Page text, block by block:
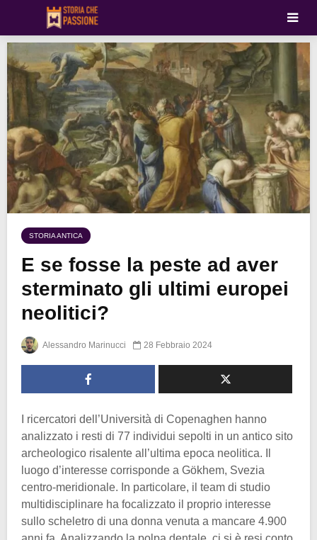
STORIA ANTICA
E se fosse la peste ad aver
sterminato gli ultimi europei
neolitici?
Alessandro Marinucci 28 Febbraio 2024
I ricercatori dell’Università di Copenaghen hanno
analizzato i resti di 77 individui sepolti in un antico sito
archeologico risalente all’ultima epoca neolitica. Il
luogo d’interesse corrisponde a Gӧkhem, Svezia
centro-meridionale. In particolare, il team di studio
multidisciplinare ha focalizzato il proprio interesse
sullo scheletro di una donna venuta a mancare 4.900